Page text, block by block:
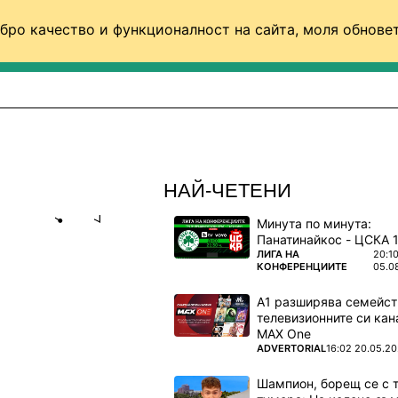
качество и функционалност на сайта, моля
НАЙ-ЧЕТЕНИ
Минута по минута:
ПОВЕЧЕ ОТ
ЛИГА НА
КОНФЕРЕНЦИИТЕ
20:10
А1 разширява
телевизионните си
MAX One
ПОВЕЧЕ ОТ
ADVERTORIAL16:02
Шампион, борещ се с